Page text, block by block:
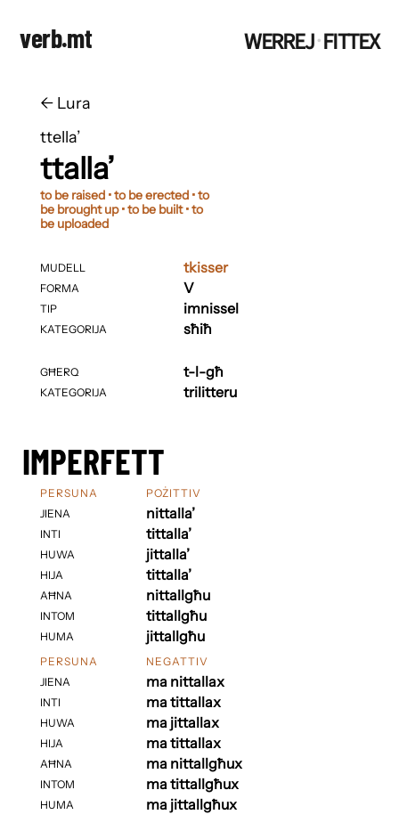
verb.mt WERREJ·FITTEX
← ​​Lura
ttella’
ttalla’
to be raised • to be erected • to
be brought up • to be built • to
be uploaded
MUDELL
FORMA
TIP
KATEGORIJA
GĦERQ
KATEGORIJA
tkisser
V
imnissel
sħiħ
t-l-għ
trilitteru
IMPERFETT
PERSUNA
JIENA
INTI
HUWA
HIJA
AĦNA
INTOM
HUMA
POŻITTIV
nittalla’
tittalla’
jittalla’
tittalla’
nittallgħu
tittallgħu
jittallgħu
PERSUNA
JIENA
INTI
HUWA
HIJA
AĦNA
INTOM
HUMA
NEGATTIV
ma nittallax
ma tittallax
ma jittallax
ma tittallax
ma nittallgħux
ma tittallgħux
ma jittallgħux